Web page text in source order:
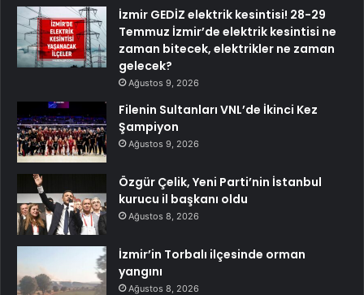
İzmir GEDİZ elektrik kesintisi! 28-29
Temmuz İzmir’de elektrik kesintisi ne
zaman bitecek, elektrikler ne zaman
gelecek?
Ağustos 9, 2026
Filenin Sultanları VNL’de İkinci Kez
Şampiyon
Ağustos 9, 2026
Özgür Çelik, Yeni Parti’nin İstanbul
kurucu il başkanı oldu
Ağustos 8, 2026
İzmir’in Torbalı ilçesinde orman
yangını
Ağustos 8, 2026